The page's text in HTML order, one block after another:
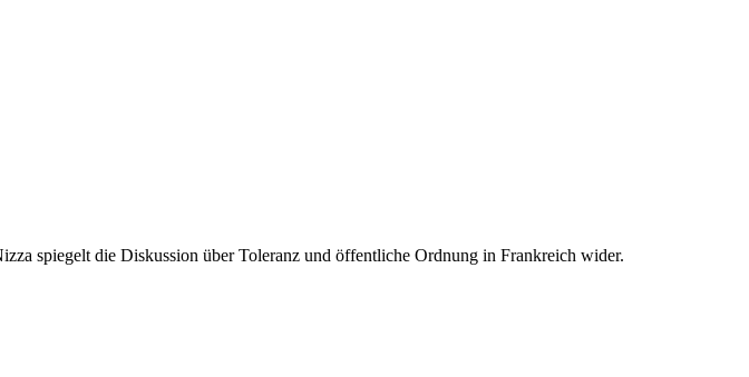
spiegelt die Diskussion über Toleranz und öffentliche Ordnung in Frankreich wider.